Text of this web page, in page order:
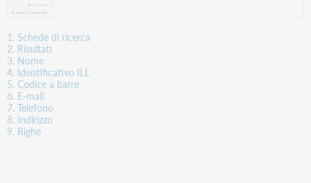
1. Schede di ricerca
2. Risultati
3. Nome
4. Identificativo ILL
5. Codice a barre
6. E-mail
7. Telefono
8. Indirizzo
9. Righe